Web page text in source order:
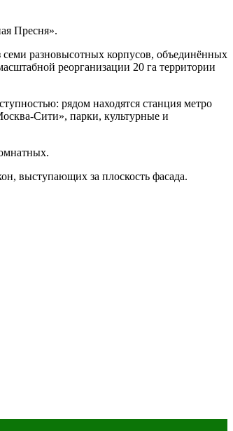
Пресня».
семи разновысотных корпусов, объединённых
реорганизации 20 га территории
рядом находятся станция метро
Сити», парки, культурные и
выступающих за плоскость фасада.